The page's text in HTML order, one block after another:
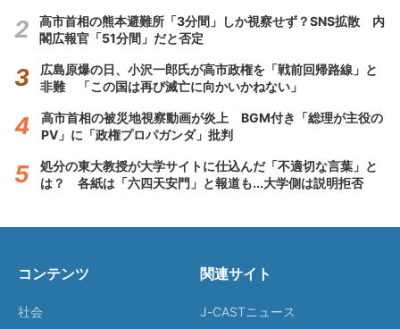
高市首相の熊本避難所「3分間」しか視察せず？SNS拡散 内
閣広報官「51分間」だと否定
広島原爆の日、小沢一郎氏が高市政権を「戦前回帰路線」と
非難 「この国は再び滅亡に向かいかねない」
高市首相の被災地視察動画が炎上 BGM付き「総理が主役の
PV」に「政権プロパガンダ」批判
処分の東大教授が大学サイトに仕込んだ「不適切な言葉」と
は？ 各紙は「六四天安門」と報道も...大学側は説明拒否
コンテンツ
社会
関連サイト
J-CASTニュース